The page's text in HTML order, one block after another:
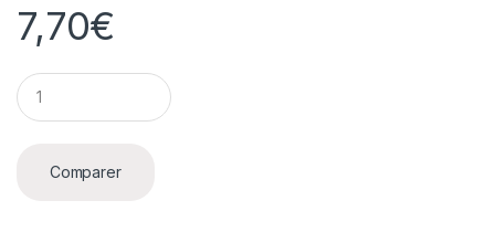
7,70€
Q
u
a
Comparer